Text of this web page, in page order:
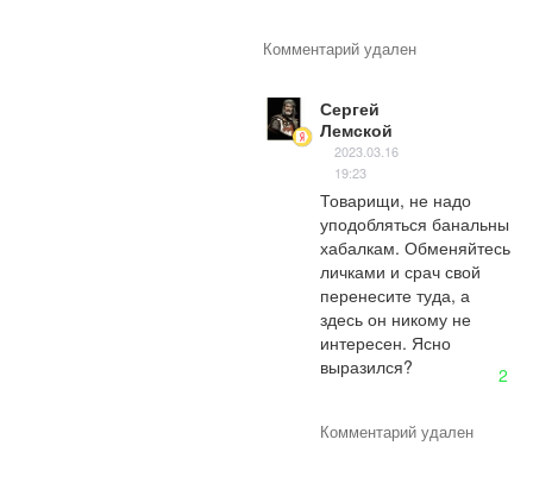
Комментарий удален
Сергей
Лемской
2023.03.16
19:23
Товарищи, не надо
уподобляться банальны
хабалкам. Обменяйтесь
личками и срач свой
перенесите туда, а
здесь он никому не
интересен. Ясно
выразился?
2
Комментарий удален